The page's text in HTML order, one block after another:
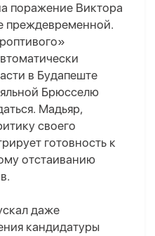
поражение Виктора
преждевременной.
в Будапеште
Брюсселю
Мадьяр,
своего
готовность к
отстаиванию
даже
кандидатуры